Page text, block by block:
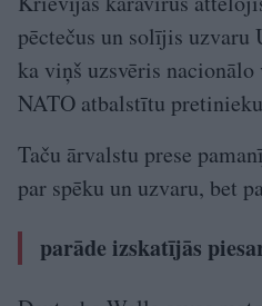
pēctečus un solījis uzvaru
ka viņš uzsvēris
NATO atbalstītu
Taču ārvalstu prese
par spēku un uzvaru, bet
parāde izskatījās